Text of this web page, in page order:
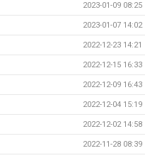
2023-01-09 08:25
2023-01-07 14:02
2022-12-23 14:21
2022-12-15 16:33
2022-12-09 16:43
2022-12-04 15:19
2022-12-02 14:58
2022-11-28 08:39